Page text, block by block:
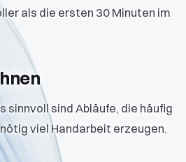
als die ersten 30 Minuten im
sind Abläufe, die häufig
viel Handarbeit erzeugen.